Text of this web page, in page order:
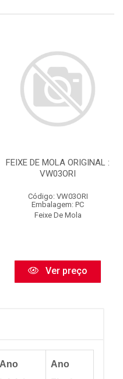
FEIXE DE MOLA ORIGINAL :
VW03ORI
Código: VW03ORI
Embalagem: PC
Feixe De Mola
Ver preço
Ano
Ano